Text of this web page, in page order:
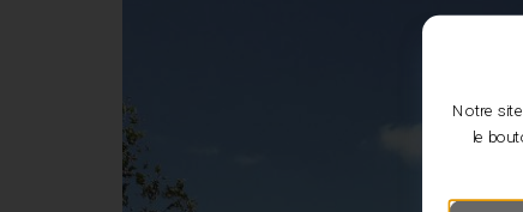
Notre
le